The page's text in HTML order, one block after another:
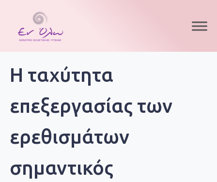
Η ταχύτητα
επεξεργασίας των
ερεθισμάτων
σημαντικός